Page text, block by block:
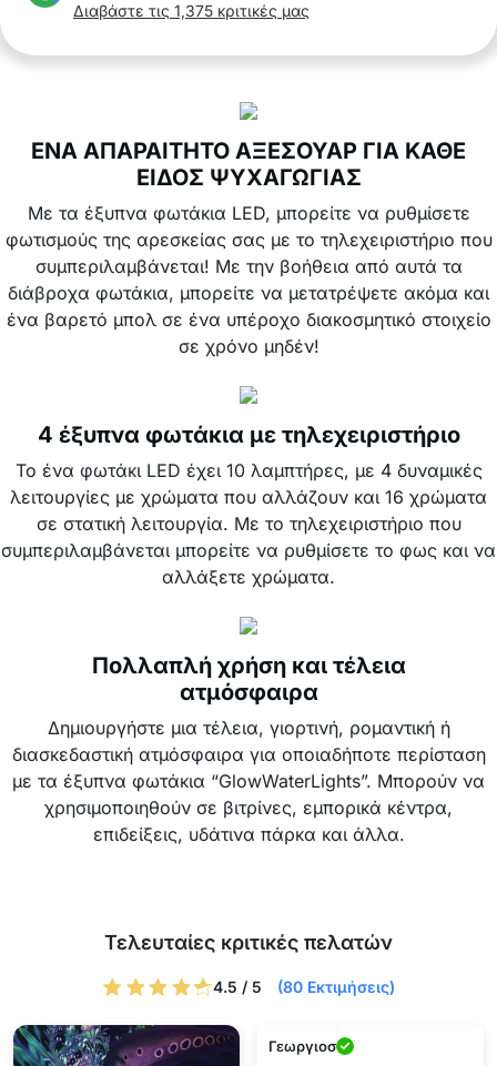
Διαβάστε τις 1,375 κριτικές μας
ΕΝΑ ΑΠΑΡΑΙΤΗΤΟ ΑΞΕΣΟΥΑΡ ΓΙΑ ΚΑΘΕ
ΕΙΔΟΣ ΨΥΧΑΓΩΓΙΑΣ
Με τα έξυπνα φωτάκια LED, μπορείτε να ρυθμίσετε
φωτισμούς της αρεσκείας σας με το τηλεχειριστήριο που
συμπεριλαμβάνεται! Με την βοήθεια από αυτά τα
διάβροχα φωτάκια, μπορείτε να μετατρέψετε ακόμα και
ένα βαρετό μπολ σε ένα υπέροχο διακοσμητικό στοιχείο
σε χρόνο μηδέν!
4 έξυπνα φωτάκια με τηλεχειριστήριο
Το ένα φωτάκι LED έχει 10 λαμπτήρες, με 4 δυναμικές
λειτουργίες με χρώματα που αλλάζουν και 16 χρώματα
σε στατική λειτουργία. Με το τηλεχειριστήριο που
συμπεριλαμβάνεται μπορείτε να ρυθμίσετε το φως και να
αλλάξετε χρώματα.
Πολλαπλή χρήση και τέλεια
ατμόσφαιρα
Δημιουργήστε μια τέλεια, γιορτινή, ρομαντική ή
διασκεδαστική ατμόσφαιρα για οποιαδήποτε περίσταση
με τα έξυπνα φωτάκια “GlowWaterLights”. Μπορούν να
χρησιμοποιηθούν σε βιτρίνες, εμπορικά κέντρα,
επιδείξεις, υδάτινα πάρκα και άλλα.
Τελευταίες κριτικές πελατών
4.5 / 5 (80 Εκτιμήσεις)
Γεωργιοσ